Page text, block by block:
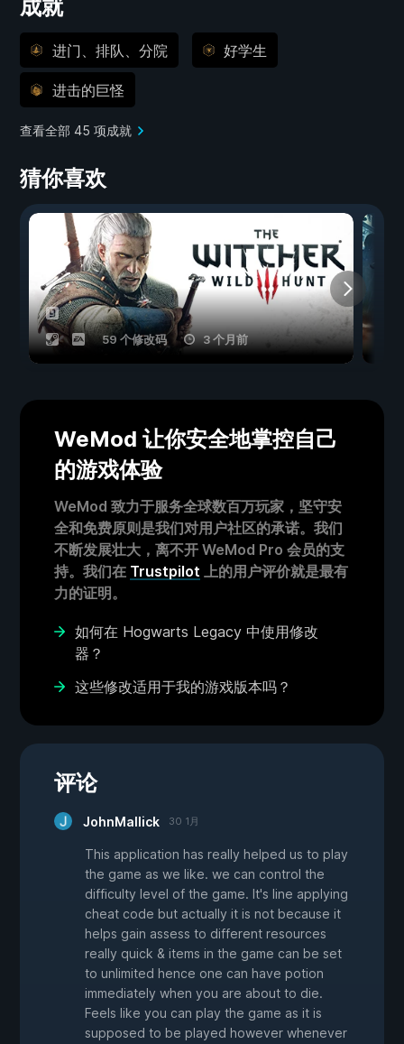
成就
进门、排队、分院 好学生
进击的巨怪
查看全部 45 项成就
猜你喜欢
59 个修改码 3 个月前
WeMod 让你安全地掌控自己
的游戏体验
WeMod 致力于服务全球数百万玩家，坚守安
全和免费原则是我们对用户社区的承诺。我们
不断发展壮大，离不开 WeMod Pro 会员的支
持。我们在 Trustpilot 上的用户评价就是最有
力的证明。
如何在 Hogwarts Legacy 中使用修改
器？
这些修改适用于我的游戏版本吗？
评论
JohnMallick 30 1月
This application has really helped us to play
the game as we like. we can control the
difficulty level of the game. It's line applying
cheat code but actually it is not because it
helps gain assess to different resources
really quick & items in the game can be set
to unlimited hence one can have potion
immediately when you are about to die.
Feels like you can play the game as it is
supposed to be played however whenever